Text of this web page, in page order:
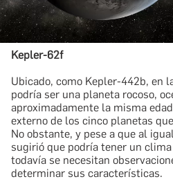
Kepler-62f
​Ubicado, como Kepler-442b, en
podría ser una planeta rocoso,
aproximadamente la misma
externo de los cinco planetas
No obstante, y pese a que al
sugirió que podría tener un
todavía se necesitan
determinar sus características.